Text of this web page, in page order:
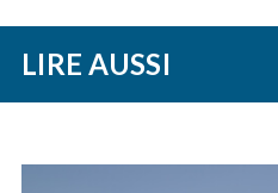
LIRE AUSSI